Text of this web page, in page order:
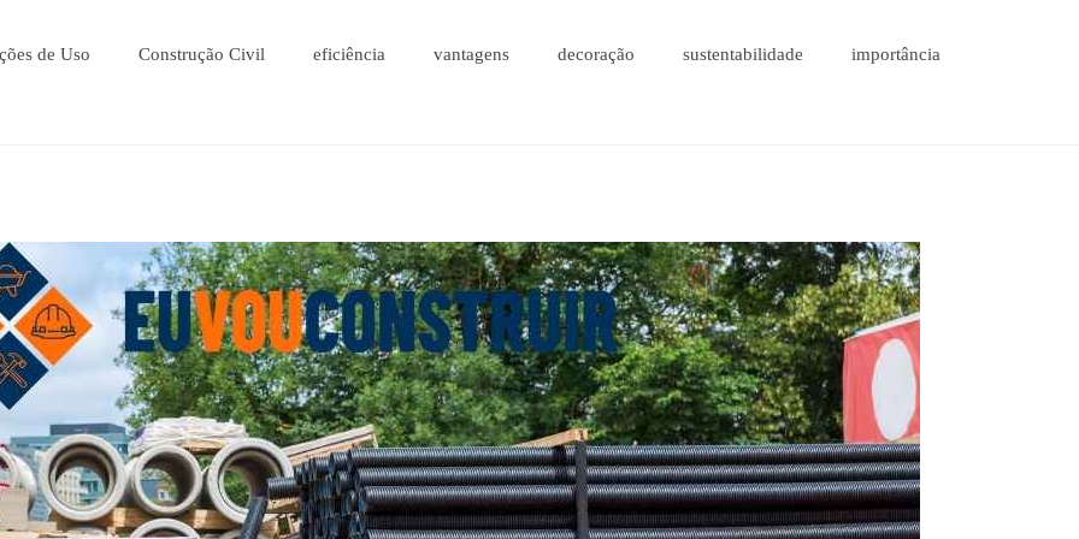
de Uso Construção Civil eficiência vantagens decoração sustentabilidade importância